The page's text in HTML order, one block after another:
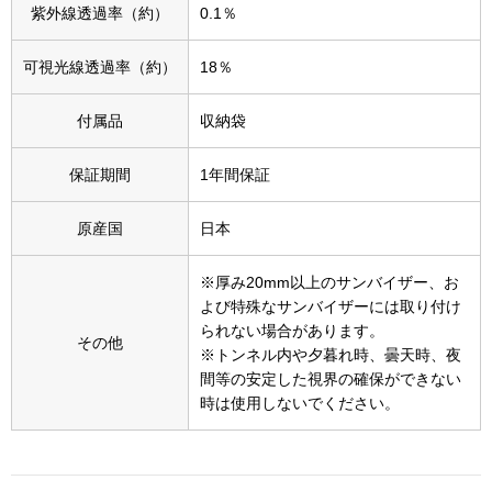
その他
財布／小物
紫外線透過率（約） 0.1％
可視光線透過率（約） 18％
付属品 収納袋
保証期間 1年間保証
原産国 日本
その他
※厚み20mm以上のサンバイザー、お
よび特殊なサンバイザーには取り付け
られない場合があります。
※トンネル内や夕暮れ時、曇天時、夜
間等の安定した視界の確保ができない
時は使用しないでください。